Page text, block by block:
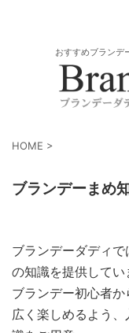
おすすめブランデ
HOME >
ブランデーまめ
ブランデーダディ
の知識を提供してい
ブランデー初心者
広く楽しめるよう